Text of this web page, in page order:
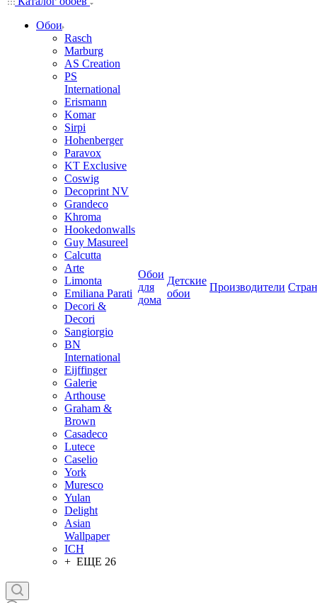
Обои
Rasch
Marburg
AS Creation
PS
International
Erismann
Komar
Sirpi
Hohenberger
Paravox
KT Exclusive
Coswig
Decoprint NV
Grandeco
Khroma
Hookedonwalls
Guy Masureel
Calcutta
Arte
Limonta
Emiliana Parati
Decori &
Decori
Sangiorgio
BN
International
Eijffinger
Galerie
Arthouse
Graham &
Brown
Casadeco
Lutece
Caselio
York
Muresco
Yulan
Delight
Asian
Wallpaper
ICH
+ ЕЩЕ 26
Обои
для
дома
Детские
обои
Производители